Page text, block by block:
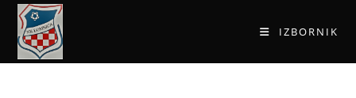
IZBORNIK